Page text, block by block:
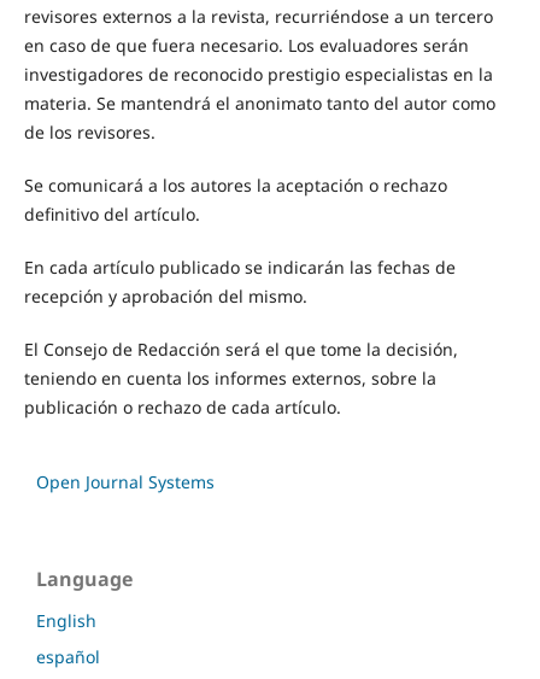
revisores externos a la revista, recurriéndose a un tercero
en caso de que fuera necesario. Los evaluadores serán
investigadores de reconocido prestigio especialistas en la
materia. Se mantendrá el anonimato tanto del autor como
de los revisores.
Se comunicará a los autores la aceptación o rechazo
definitivo del artículo.
En cada artículo publicado se indicarán las fechas de
recepción y aprobación del mismo.
El Consejo de Redacción será el que tome la decisión,
teniendo en cuenta los informes externos, sobre la
publicación o rechazo de cada artículo.
Open Journal Systems
Language
English
español